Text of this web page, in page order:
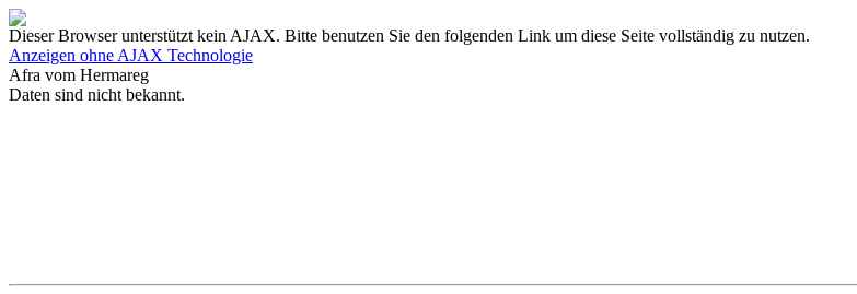
Dieser Browser unterstützt kein AJAX. Bitte benutzen Sie den folgenden Link um diese Seite vollständig zu nutzen.
Anzeigen ohne AJAX Technologie
Afra vom Hermareg
Daten sind nicht bekannt.